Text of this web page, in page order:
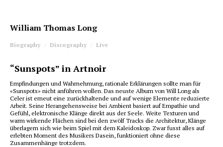
William Thomas Long
Biography Discography Live
“Sunspots” in Artnoir
Empfindungen und Wahrnehmung, rationale Erklärungen sollte man für
«Sunspots» nicht anführen wollen. Das neuste Album von Will Long als
Celer ist erneut eine zurückhaltende und auf wenige Elemente reduzierte
Arbeit. Seine Herangehensweise bei Ambient basiert auf Empathie und
Gefühl, elektronische Klänge direkt aus der Seele. Weite Texturen und
warm wirkende Flächen sind bei den zwölf Tracks die Architektur, Klänge
überlagern sich wie beim Spiel mit dem Kaleidoskop. Zwar fusst alles auf
erlebten Moment des Musikers Dasein, funktioniert ohne diese
Zusammenhänge trotzdem.